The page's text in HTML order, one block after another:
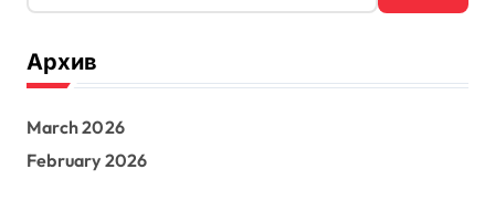
a
c
h
o
r
Архив
March 2026
February 2026